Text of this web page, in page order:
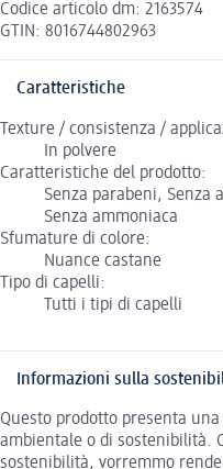
Codice articolo dm: 2163574
GTIN: 8016744802963
Caratteristiche
Texture / consistenza /
In polvere
Caratteristiche del prodotto:
Senza parabeni, Senza
Senza ammoniaca
Sfumature di colore:
Nuance castane
Tipo di capelli:
Tutti i tipi di capelli
Informazioni sulla
Questo prodotto presenta
ambientale o di sostenibilità.
sostenibilità, vorremmo